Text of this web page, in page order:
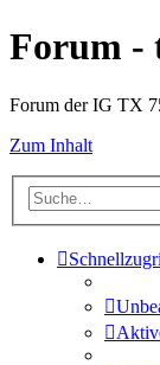
Forum -
Forum der IG TX
Zum Inhalt